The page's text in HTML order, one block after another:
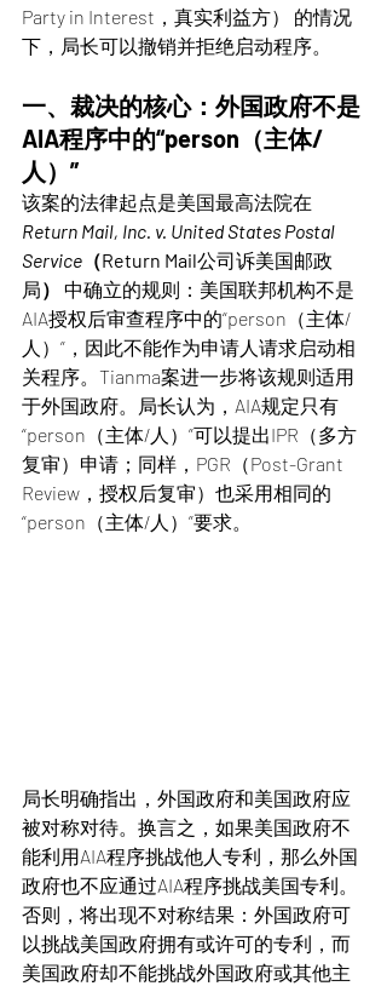
Party in Interest，真实利益方） 的情况
下，局长可以撤销并拒绝启动程序。
一、裁决的核心：外国政府不是
AIA程序中的“person（主体/
人）”
该案的法律起点是美国最高法院在
Return Mail, Inc. v. United States Postal
Service （Return Mail公司诉美国邮政
局）
中确立的规则：美国联邦机构不是
AIA授权后审查程序中的“person（主体/
人）”，因此不能作为申请人请求启动相
关程序。Tianma案进一步将该规则适用
于外国政府。局长认为，AIA规定只有
“person（主体/人）”可以提出IPR（多方
复审）申请；同样，PGR（Post-Grant
Review，授权后复审）也采用相同的
“person（主体/人）”要求。
局长明确指出，外国政府和美国政府应
被对称对待。换言之，如果美国政府不
能利用AIA程序挑战他人专利，那么外国
政府也不应通过AIA程序挑战美国专利。
否则，将出现不对称结果：外国政府可
以挑战美国政府拥有或许可的专利，而
美国政府却不能挑战外国政府或其他主